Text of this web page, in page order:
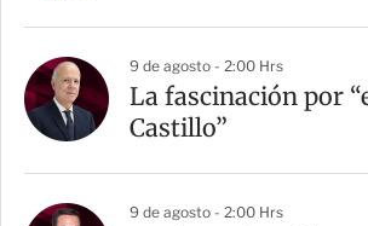
9 de agosto - 2:00 Hrs
La fascinación por
Castillo”
9 de agosto - 2:00 Hrs